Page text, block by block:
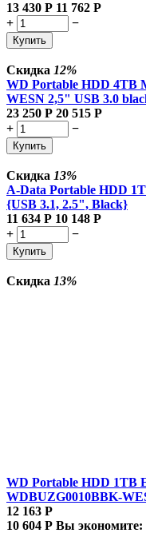
13 430 Р 11 762 Р
+
−
Купить
Скидка 12%
WD Portable HDD 4TB
WESN 2,5" USB 3.0
23 250 Р 20 515 Р
+
−
Купить
Скидка 13%
A-Data Portable HDD
{USB 3.1, 2.5", Black}
11 634 Р 10 148 Р
+
−
Купить
Скидка 13%
WD Portable HDD 1TB
WDBUZG0010BBK-
12 163 Р
10 604 Р Вы экономите: